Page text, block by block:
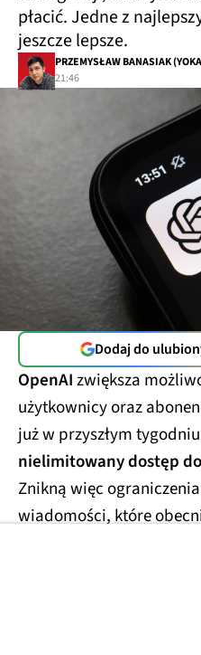
płacić. Jedne z
jeszcze lepsze.
PRZEMYSŁAW BANASIAK
21:46
Dodaj do
OpenAIzwiększa
użytkownicy oraz
już w przyszłym
nielimitowany dostęp
Znikną więc
wiadomości, które